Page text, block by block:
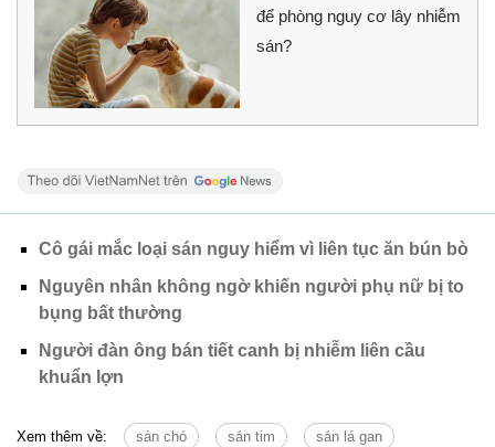
để phòng nguy cơ lây nhiễm
sán?
Cô gái mắc loại sán nguy hiểm vì liên tục ăn bún bò
Nguyên nhân không ngờ khiến người phụ nữ bị to
bụng bất thường
Người đàn ông bán tiết canh bị nhiễm liên cầu
khuẩn lợn
Xem thêm về: sán chó sán tim sán lá gan